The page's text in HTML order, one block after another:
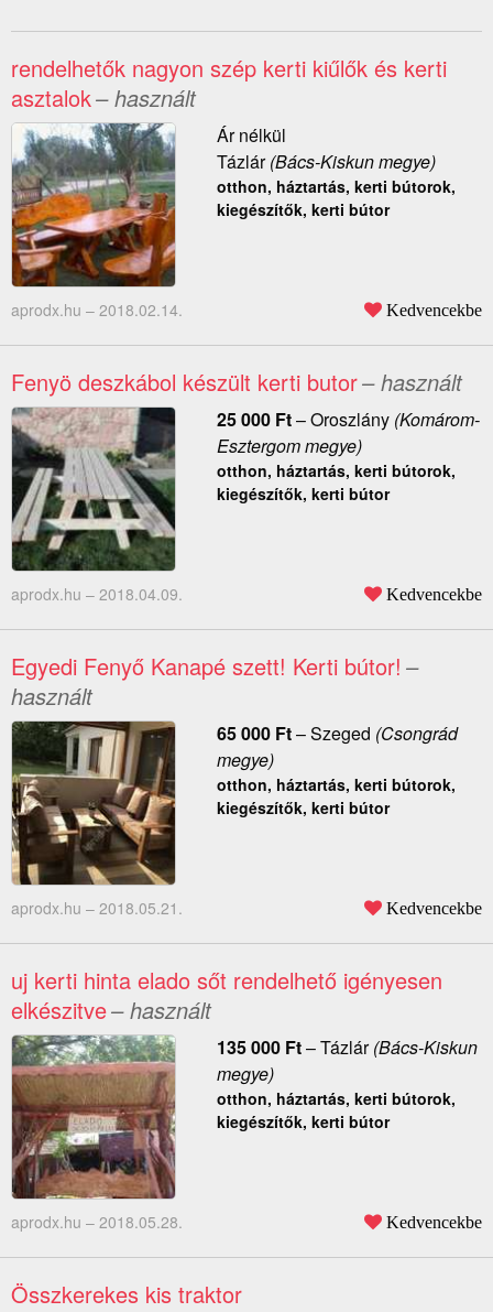
rendelhetők nagyon szép kerti kiűlők és kerti
asztalok– használt
Ár nélkül
Tázlár(Bács-Kiskun megye)
otthon, háztartás, kerti bútorok,
kiegészítők, kerti bútor
aprodx.hu – 2018.02.14. Kedvencekbe
Fenyö deszkábol készült kerti butor– használt
25 000 Ft–Oroszlány(Komárom-
Esztergom megye)
otthon, háztartás, kerti bútorok,
kiegészítők, kerti bútor
aprodx.hu – 2018.04.09. Kedvencekbe
Egyedi Fenyő Kanapé szett! Kerti bútor! –
használt
65 000 Ft–Szeged (Csongrád
megye)
otthon, háztartás, kerti bútorok,
kiegészítők, kerti bútor
aprodx.hu – 2018.05.21. Kedvencekbe
uj kerti hinta elado sőt rendelhető igényesen
elkészitve– használt
135 000 Ft–Tázlár(Bács-Kiskun
megye)
otthon, háztartás, kerti bútorok,
kiegészítők, kerti bútor
aprodx.hu – 2018.05.28. Kedvencekbe
Összkerekes kis traktor